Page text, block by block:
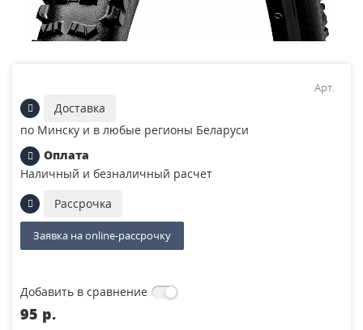
Арт.
Доставка
по Минску и в любые регионы Беларуси
Оплата
Наличный и безналичный расчет
Рассрочка
Заявка на online-рассрочку
Добавить в сравнение
95 p.